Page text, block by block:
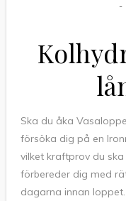
Ska du åka
försöka dig på en
vilket kraftprov du
förbereder dig med
dagarna innan loppet.